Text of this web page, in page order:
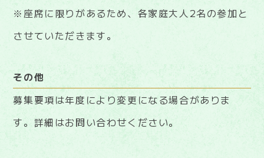
※座席に限りがあるため、各家庭大人2名の参加と
させていただきます。
その他
募集要項は年度により変更になる場合がありま
す。詳細はお問い合わせください。